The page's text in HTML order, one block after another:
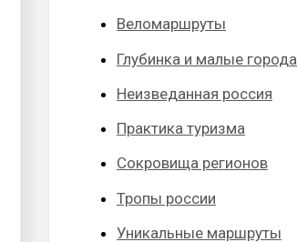
Веломаршруты
Глубинка и малые города
Неизведанная россия
Практика туризма
Сокровища регионов
Тропы россии
Уникальные маршруты